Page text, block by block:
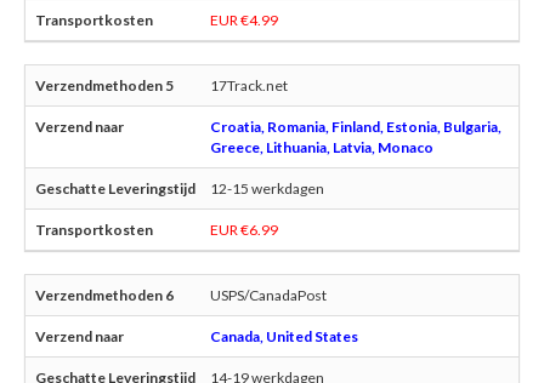
EUR €4.99
17Track.net
Croatia, Romania, Finland, Estonia, Bulgaria,
Greece, Lithuania, Latvia, Monaco
12-15 werkdagen
EUR €6.99
USPS/CanadaPost
Canada, United States
14-19 werkdagen